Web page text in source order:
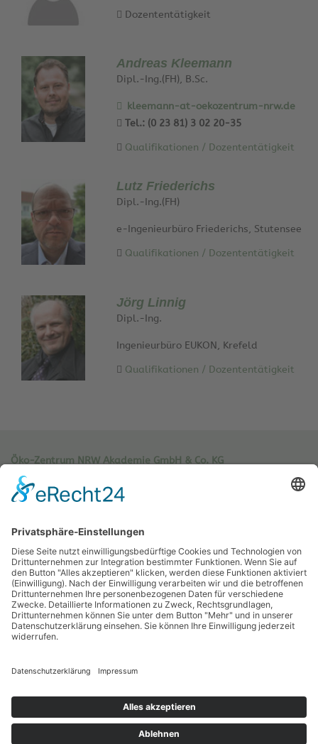
Dozententätigkeit
Andreas Kleemann
Dipl.-Ing.(FH), B.Sc.
kleemann-at-oekozentrum-nrw.de
Tel.: (0 23 81) 3 02 20-35
Qualifikationen / Dozententätigkeit
Lutz Friederichs
Dipl.-Ing.(FH)
e-Ingenieurbüro Friederichs, Stutensee
Qualifikationen / Dozententätigkeit
Jörg Linnig
Dipl.-Ing.
Ingenieurbüro EUKON, Krefeld
Qualifikationen / Dozententätigkeit
Öko-Zentrum NRW Akademie GmbH & Co. KG
Sachsenweg 8
59073 Hamm
Tel.: 02381 / 30 220-0
Fax.: 02381 / 30 220-30
info[at]oe-akademie.de
Vertrag widerrufen
Sitemap